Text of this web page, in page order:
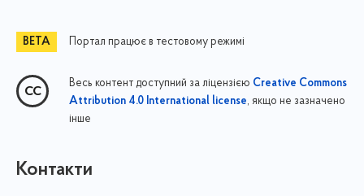
Портал працює в тестовому режимі
Весь контент доступний за ліцензією Creative Commons
Attribution 4.0 International license, якщо не зазначено
інше
Контакти